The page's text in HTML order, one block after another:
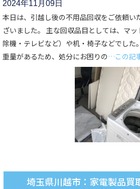
2024年11月09日
本日は、引越し後の不用品回収をご依頼い
ざいました。 主な回収品目としては、マ
除機・テレビなど）や机・椅子などでした
重量があるため、処分にお困りの…この記
埼玉県川越市：家電製品買